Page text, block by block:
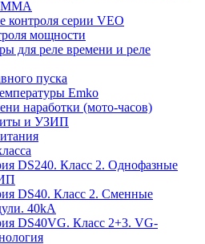
контроля серии VEO
мощности
для реле времени и реле
пуска
Emko
наработки (мото-часов)
и УЗИП
DS240. Класс 2. Однофазные
DS40. Класс 2. Сменные
40kA
DS40VG. Класс 2+3. VG-